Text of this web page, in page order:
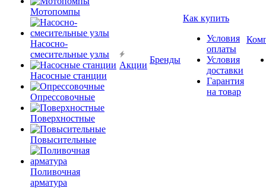
Мотопомпы
Насосно-
смесительные узлы
Насосные станции
Опрессовочные
Поверхностные
Повысительные
Поливочная
арматура
Акции
Бренды
Как купить
Условия
оплаты
Условия
доставки
Гарантия
на товар